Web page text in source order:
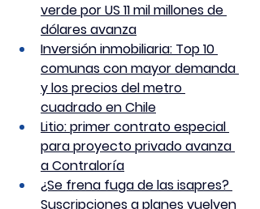
verde por US 11 mil millones de
dólares avanza
Inversión inmobiliaria: Top 10
comunas con mayor demanda
y los precios del metro
cuadrado en Chile
Litio: primer contrato especial
para proyecto privado avanza
a Contraloría
¿Se frena fuga de las isapres?
Suscripciones a planes vuelven